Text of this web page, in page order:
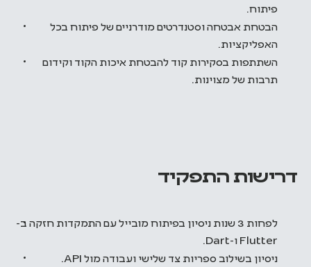
פיתוח.
הבטחת אבטחה וסטנדרטים מודרניים של פיתוח בכל
האפליקציות.
השתתפות בסקירות קוד להבטחת איכות הקוד וקידום
תרבות של מצוינות.
דרישות התפקיד
לפחות 3 שנות ניסיון בפיתוח מובייל עם התמקדות חזקה ב-
Flutter ו-Dart.
ניסיון בשילוב ספריות צד שלישי ועבודה מול API.